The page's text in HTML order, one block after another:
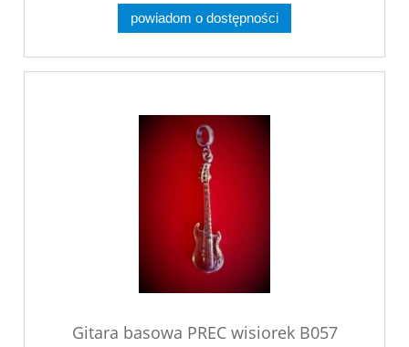
powiadom o dostępności
Gitara basowa PREC wisiorek B057